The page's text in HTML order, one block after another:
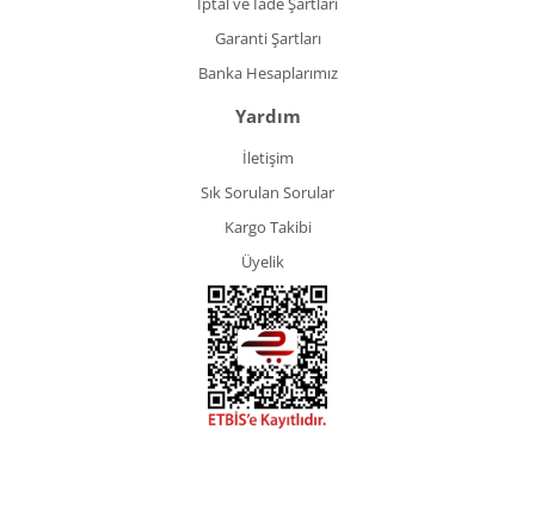
Garanti Şartları
Banka Hesaplarımız
Yardım
İletişim
Sık Sorulan Sorular
Kargo Takibi
Üyelik